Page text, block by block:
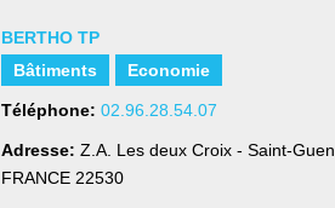
BERTHO TP
Bâtiments
Economie
Téléphone: 02.96.28.54.07
Adresse: Z.A. Les deux Croix - Saint-Guen
FRANCE 22530